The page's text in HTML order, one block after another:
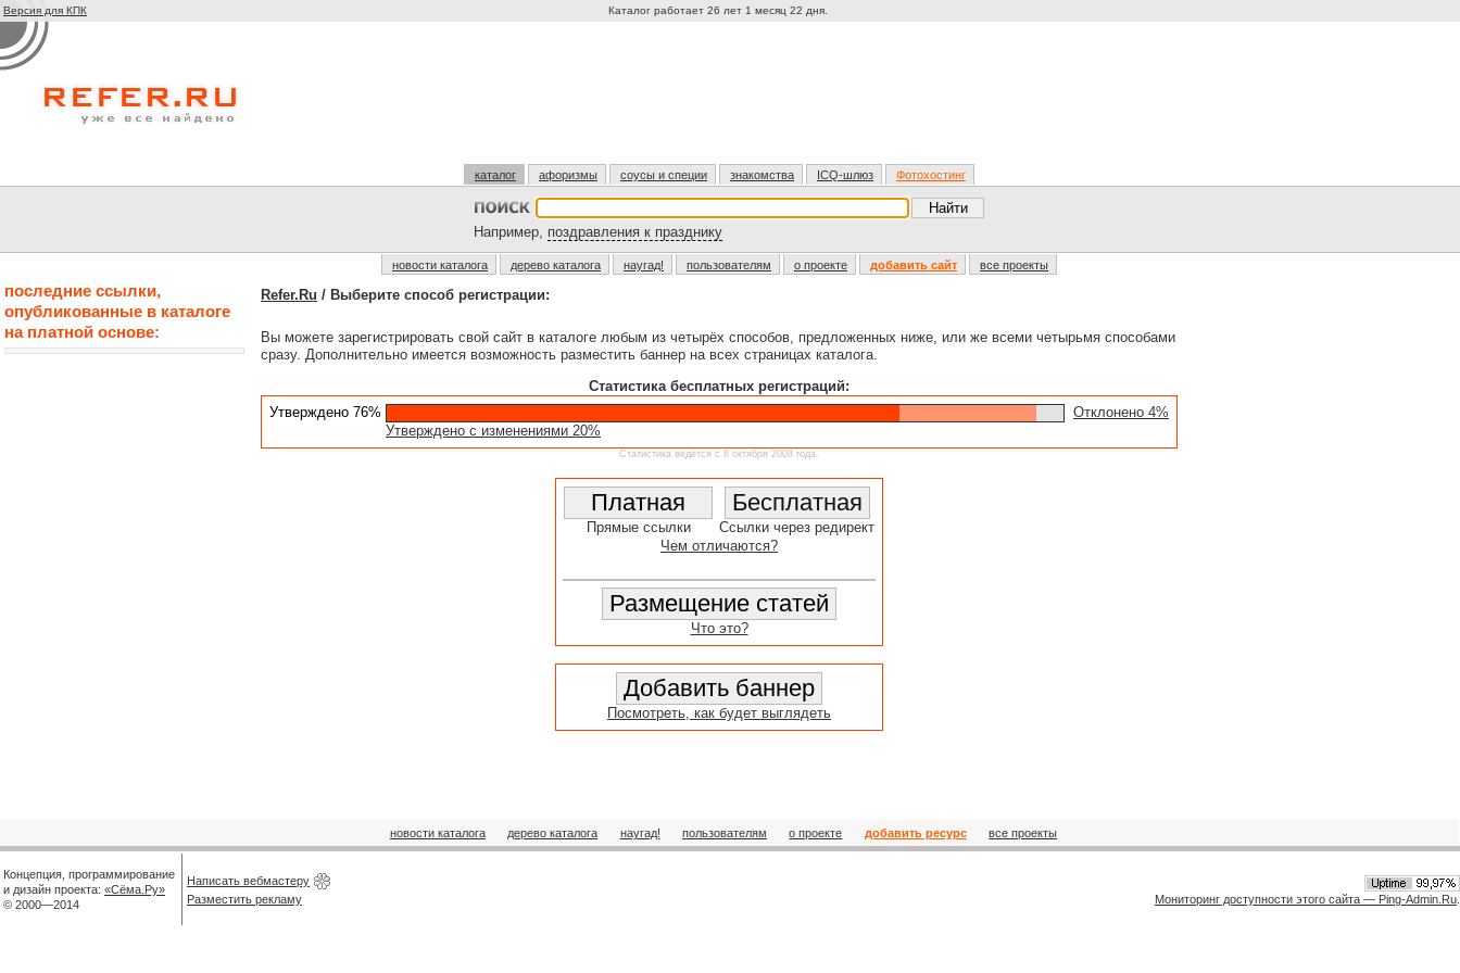
Версия для КПК Каталог работает 26 лет 1 месяц 22 дня.
каталог афоризмы соусы и специи знакомства ICQ-шлюз Фотохостинг
Например, поздравления к празднику
новости каталога дерево каталога наугад! пользователям о проекте добавить сайт все проекты
последние ссылки,
опубликованные в каталоге
на платной основе:
Refer.Ru / Выберите способ регистрации:
Вы можете зарегистрировать свой сайт в каталоге любым из четырёх способов, предложенных ниже, или же всеми четырьмя способами
сразу. Дополнительно имеется возможность разместить баннер на всех страницах каталога.
Статистика бесплатных регистраций:
Утверждено 76%
Отклонено 4%
Утверждено с изменениями 20%
Статистика ведётся с 8 октября 2008 года.
Прямые ссылки
Ссылки через редирект
Чем отличаются?
Что это?
Посмотреть, как будет выглядеть
новости каталога дерево каталога наугад! пользователям о проекте добавить ресурс все проекты
Концепция, программирование
и дизайн проекта: «Сёма.Ру»
© 2000—2014
Написать вебмастеру
Разместить рекламу
Мониторинг доступности этого сайта — Ping-Admin.Ru